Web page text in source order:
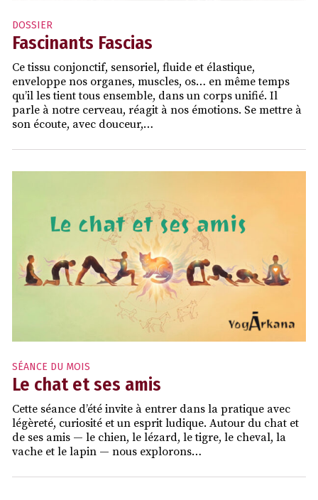
DOSSIER
Fascinants Fascias
Ce tissu conjonctif, sensoriel, fluide et élastique,
enveloppe nos organes, muscles, os… en même temps
qu’il les tient tous ensemble, dans un corps unifié. Il
parle à notre cerveau, réagit à nos émotions. Se mettre à
son écoute, avec douceur,…
SÉANCE DU MOIS
Le chat et ses amis
Cette séance d’été invite à entrer dans la pratique avec
légèreté, curiosité et un esprit ludique. Autour du chat et
de ses amis — le chien, le lézard, le tigre, le cheval, la
vache et le lapin — nous explorons…